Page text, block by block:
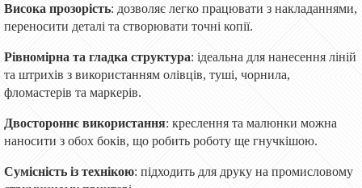
Висока прозорість: дозволяє легко працювати з накладаннями,
переносити деталі та створювати точні копії.
Рівномірна та гладка структура: ідеальна для нанесення ліній
та штрихів з використанням олівців, туші, чорнила,
фломастерів та маркерів.
Двостороннє використання: креслення та малюнки можна
наносити з обох боків, що робить роботу ще гнучкішою.
Сумісність із технікою: підходить для друку на промисловому